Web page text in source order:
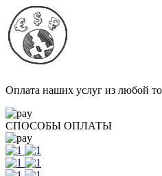
Оплата наших услуг из любой
СПОСОБЫ ОПЛАТЫ